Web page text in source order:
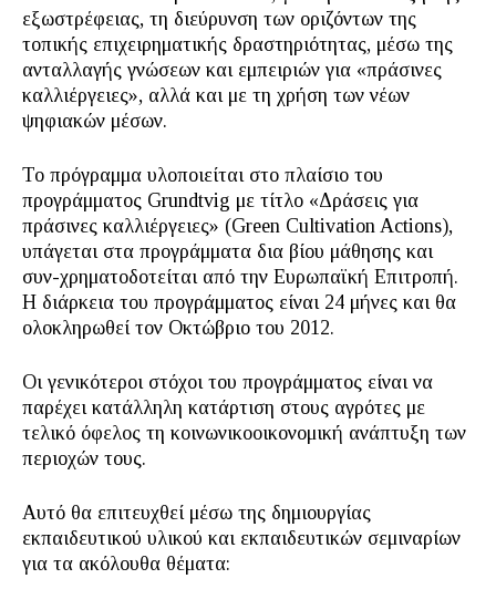
εξωστρέφειας, τη διεύρυνση των οριζόντων της
τοπικής επιχειρηματικής δραστηριότητας, μέσω της
ανταλλαγής γνώσεων και εμπειριών για «πράσινες
καλλιέργειες», αλλά και με τη χρήση των νέων
ψηφιακών μέσων.
Το πρόγραμμα υλοποιείται στο πλαίσιο του
προγράμματος Grundtvig με τίτλο «Δράσεις για
πράσινες καλλιέργειες» (Green Cultivation Actions),
υπάγεται στα προγράμματα δια βίου μάθησης και
συν-χρηματοδοτείται από την Ευρωπαϊκή Επιτροπή.
Η διάρκεια του προγράμματος είναι 24 μήνες και θα
ολοκληρωθεί τον Οκτώβριο του 2012.
Οι γενικότεροι στόχοι του προγράμματος είναι να
παρέχει κατάλληλη κατάρτιση στους αγρότες με
τελικό όφελος τη κοινωνικοοικονομική ανάπτυξη των
περιοχών τους.
Αυτό θα επιτευχθεί μέσω της δημιουργίας
εκπαιδευτικού υλικού και εκπαιδευτικών σεμιναρίων
για τα ακόλουθα θέματα: